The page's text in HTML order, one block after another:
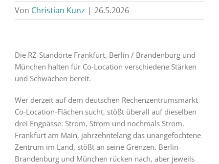
Von Christian Kunz | 26.5.2026
Die RZ-Standorte Frankfurt, Berlin / Brandenburg und
München halten für Co-Location verschiedene Stärken
und Schwächen bereit.
Wer derzeit auf dem deutschen Rechenzentrumsmarkt
Co-Location-Flächen sucht, stößt überall auf dieselben
drei Engpässe: Strom, Strom und nochmals Strom.
Frankfurt am Main, jahrzehntelang das unangefochtene
Zentrum im Land, stößt an seine Grenzen. Berlin-
Brandenburg und München rücken nach, aber jeweils